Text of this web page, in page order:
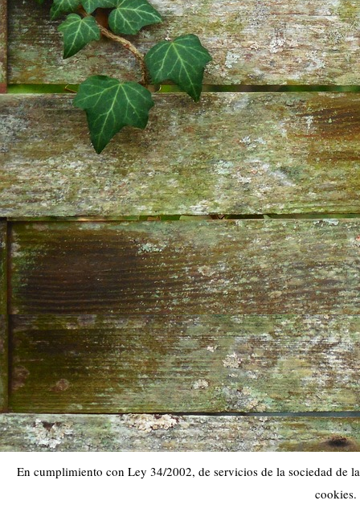
En cumplimiento con Ley 34/2002, de servicios de la sociedad de
cookies.